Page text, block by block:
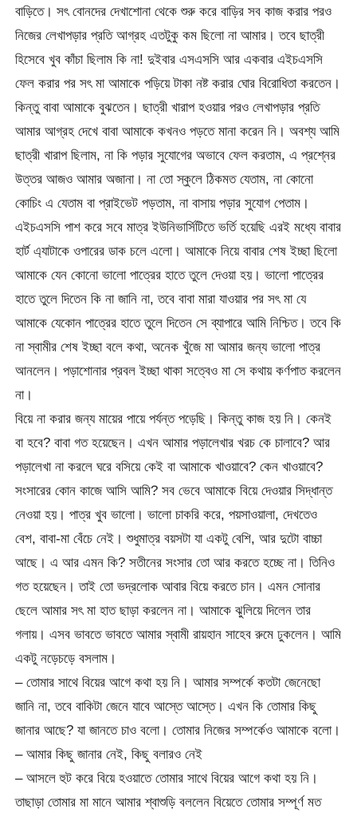
বাড়িতে। সৎ বোনদের দেখাশোনা থেকে শুরু করে বাড়ির সব কাজ করার পরও
নিজের লেখাপড়ার প্রতি আগ্রহ এতটুকু কম ছিলো না আমার। তবে ছাত্রী
হিসেবে খুব কাঁচা ছিলাম কি না! দুইবার এসএসসি আর একবার এইচএসসি
ফেল করার পর সৎ মা আমাকে পড়িয়ে টাকা নষ্ট করার ঘোর বিরোধিতা করতেন।
কিন্তু বাবা আমাকে বুঝতেন। ছাত্রী খারাপ হওয়ার পরও লেখাপড়ার প্রতি
আমার আগ্রহ দেখে বাবা আমাকে কখনও পড়তে মানা করেন নি। অবশ্য আমি
ছাত্রী খারাপ ছিলাম, না কি পড়ার সুযোগের অভাবে ফেল করতাম, এ প্রশ্নের
উত্তর আজও আমার অজানা। না তো স্কুলে ঠিকমত যেতাম, না কোনো
কোচিং এ যেতাম বা প্রাইভেট পড়তাম, না বাসায় পড়ার সুযোগ পেতাম।
এইচএসসি পাশ করে সবে মাত্র ইউনিভার্সিটিতে ভর্তি হয়েছি এরই মধ্যে বাবার
হার্ট এ্যাটাকে ওপারের ডাক চলে এলো। আমাকে নিয়ে বাবার শেষ ইচ্ছা ছিলো
আমাকে যেন কোনো ভালো পাত্রের হাতে তুলে দেওয়া হয়। ভালো পাত্রের
হাতে তুলে দিতেন কি না জানি না, তবে বাবা মারা যাওয়ার পর সৎ মা যে
আমাকে যেকোন পাত্রের হাতে তুলে দিতেন সে ব্যাপারে আমি নিশ্চিত। তবে কি
না স্বামীর শেষ ইচ্ছা বলে কথা, অনেক খুঁজে মা আমার জন্য ভালো পাত্র
আনলেন। পড়াশোনার প্রবল ইচ্ছা থাকা সত্বেও মা সে কথায় কর্ণপাত করলেন
না।
বিয়ে না করার জন্য মায়ের পায়ে পর্যন্ত পড়েছি। কিন্তু কাজ হয় নি। কেনই
বা হবে? বাবা গত হয়েছেন। এখন আমার পড়ালেখার খরচ কে চালাবে? আর
পড়ালেখা না করলে ঘরে বসিয়ে কেই বা আমাকে খাওয়াবে? কেন খাওয়াবে?
সংসারের কোন কাজে আসি আমি? সব ভেবে আমাকে বিয়ে দেওয়ার সিদ্ধান্ত
নেওয়া হয়। পাত্র খুব ভালো। ভালো চাকরি করে, পয়সাওয়ালা, দেখতেও
বেশ, বাবা-মা বেঁচে নেই। শুধুমাত্র বয়সটা যা একটু বেশি, আর দুটো বাচ্চা
আছে। এ আর এমন কি? সতীনের সংসার তো আর করতে হচ্ছে না। তিনিও
গত হয়েছেন। তাই তো ভদ্রলোক আবার বিয়ে করতে চান। এমন সোনার
ছেলে আমার সৎ মা হাত ছাড়া করলেন না। আমাকে ঝুলিয়ে দিলেন তার
গলায়। এসব ভাবতে ভাবতে আমার স্বামী রায়হান সাহেব রুমে ঢুকলেন। আমি
একটু নড়েচড়ে বসলাম।
– তোমার সাথে বিয়ের আগে কথা হয় নি। আমার সম্পর্কে কতটা জেনেছো
জানি না, তবে বাকিটা জেনে যাবে আস্তে আস্তে। এখন কি তোমার কিছু
জানার আছে? যা জানতে চাও বলো। তোমার নিজের সম্পর্কেও আমাকে বলো।
– আমার কিছু জানার নেই, কিছু বলারও নেই
– আসলে হুট করে বিয়ে হওয়াতে তোমার সাথে বিয়ের আগে কথা হয় নি।
তাছাড়া তোমার মা মানে আমার শ্বাশুড়ি বললেন বিয়েতে তোমার সম্পূর্ণ মত